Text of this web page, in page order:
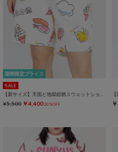
期間限定プライス
SALE
【新サイズ】天国と地獄総柄スウェットショートパンツ
¥5,500 ￥4,400 20%OFF